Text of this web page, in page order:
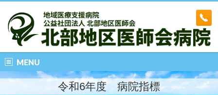
MENU
令和6年度 病院指標